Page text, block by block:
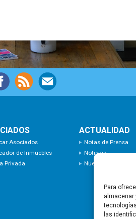
Para
almacenar
las
Asociados
de Inmuebles
Privada
ACTUALIDAD
Notas de Prensa
Noticias
Nuevas